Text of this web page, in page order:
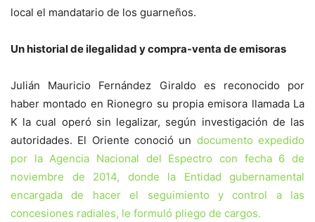
local el mandatario de los guarneños.
Un historial de ilegalidad y compra-venta de emisoras
Julián Mauricio Fernández Giraldo es reconocido por
haber montado en Rionegro su propia emisora llamada La
K la cual operó sin legalizar, según investigación de las
autoridades. El Oriente conoció un documento expedido
por la Agencia Nacional del Espectro con fecha 6 de
noviembre de 2014, donde la Entidad gubernamental
encargada de hacer el seguimiento y control a las
concesiones radiales, le formuló pliego de cargos.